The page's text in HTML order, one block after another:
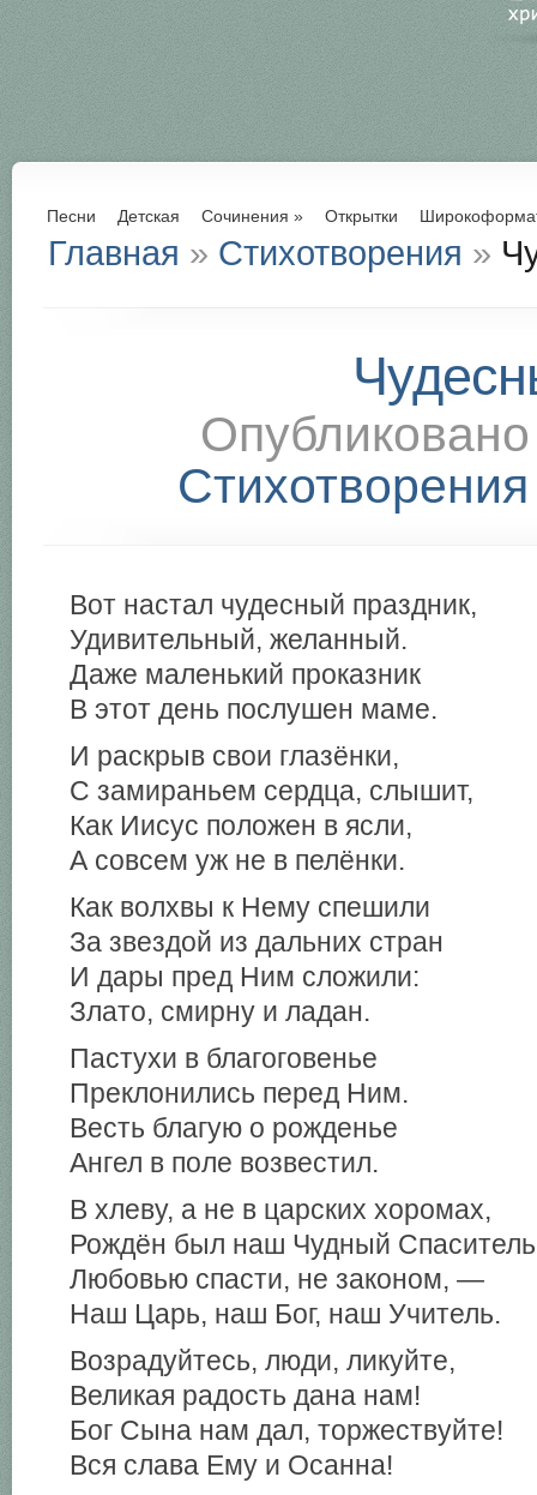
Песни Детская Сочинения » Открытки
Главная » Стихотворения »
Стихотворения
Вот настал чудесный праздник,
Удивительный, желанный.
Даже маленький проказник
В этот день послушен маме.
И раскрыв свои глазёнки,
С замираньем сердца, слышит,
Как Иисус положен в ясли,
А совсем уж не в пелёнки.
Как волхвы к Нему спешили
За звездой из дальних стран
И дары пред Ним сложили:
Злато, смирну и ладан.
Пастухи в благоговенье
Преклонились перед Ним.
Весть благую о рожденье
Ангел в поле возвестил.
В хлеву, а не в царских хоромах,
Рождён был наш Чудный
Любовью спасти, не законом, —
Наш Царь, наш Бог, наш Учитель.
Возрадуйтесь, люди, ликуйте,
Великая радость дана нам!
Бог Сына нам дал, торжествуйте!
Вся слава Ему и Осанна!